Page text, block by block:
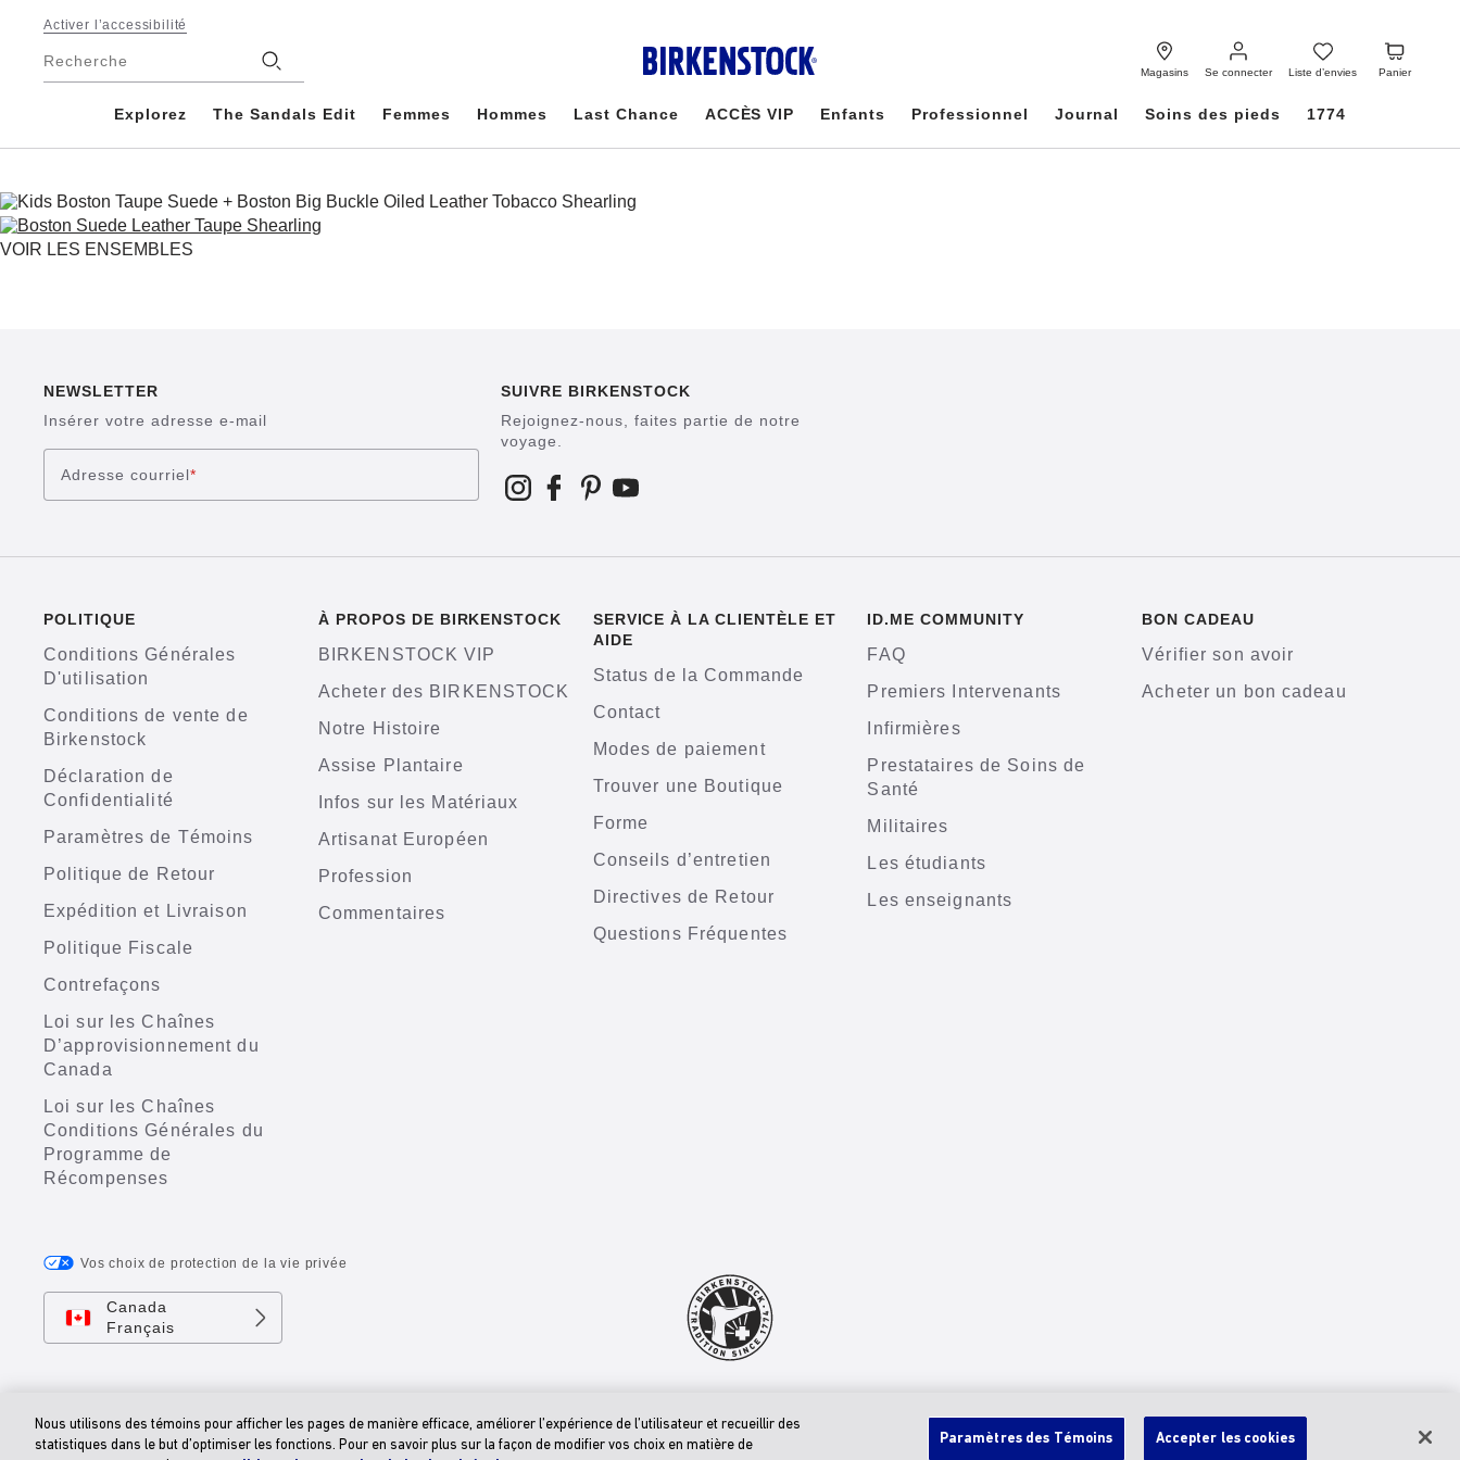
Activer l’accessibilité
Recherche
Magasins Se connecter
connecter
Liste d’envies
Liste
d’envies
Panier
Panier
Explorez The Sandals Edit Femmes Hommes Last Chance ACCÈS VIP Enfants Professionnel Journal Soins des pieds 1774
VOIR LES ENSEMBLES
NEWSLETTER
Insérer votre adresse e-mail
Adresse courriel*
SUIVRE BIRKENSTOCK
Rejoignez-nous, faites partie de notre
voyage.
POLITIQUE
Conditions Générales
D'utilisation
Conditions de vente de
Birkenstock
Déclaration de
Confidentialité
Paramètres de Témoins
Politique de Retour
Expédition et Livraison
Politique Fiscale
Contrefaçons
Loi sur les Chaînes
D’approvisionnement du
Canada
Loi sur les Chaînes
Conditions Générales du
Programme de
Récompenses
À PROPOS DE BIRKENSTOCK
BIRKENSTOCK VIP
Acheter des BIRKENSTOCK
Notre Histoire
Assise Plantaire
Infos sur les Matériaux
Artisanat Européen
Profession
Commentaires
SERVICE À LA CLIENTÈLE ET
AIDE
Status de la Commande
Contact
Modes de paiement
Trouver une Boutique
Forme
Conseils d’entretien
Directives de Retour
Questions Fréquentes
ID.ME COMMUNITY
FAQ
Premiers Intervenants
Infirmières
Prestataires de Soins de
Santé
Militaires
Les étudiants
Les enseignants
BON CADEAU
Vérifier son avoir
Acheter un bon cadeau
Vos choix de protection de la vie privée
Canada
Français
Énoncé D’accessibilité
Nous utilisons des témoins pour afficher les pages de manière efficace, améliorer l’expérience de l’utilisateur et recueillir des
statistiques dans le but d’optimiser les fonctions. Pour en savoir plus sur la façon de modifier vos choix en matière de
Paramètres des Témoins Accepter les cookies